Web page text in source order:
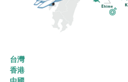
台灣
香港